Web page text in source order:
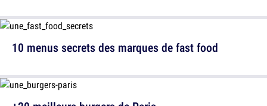
10 menus secrets des marques de fast food